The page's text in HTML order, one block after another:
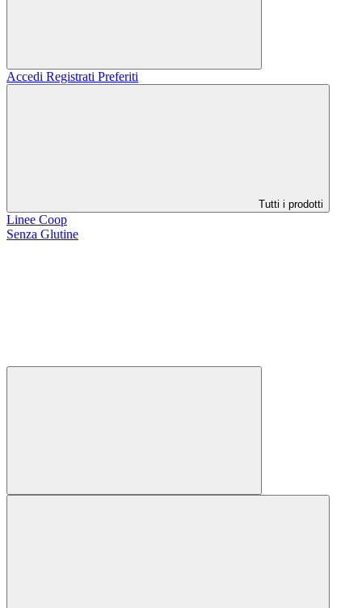
Accedi Registrati Preferiti
Tutti i prodotti
Linee Coop
Senza Glutine